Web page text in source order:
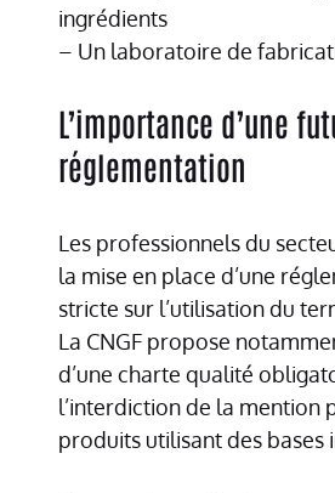
ingrédients
– Un laboratoire de
L’importance d’une
réglementation
Les professionnels du
la mise en place d’une
stricte sur l’utilisation du
La CNGF propose
d’une charte qualité
l’interdiction de la mention
produits utilisant des bases